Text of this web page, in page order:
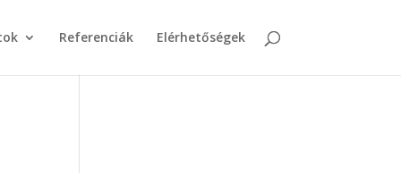
Referenciák Elérhetőségek